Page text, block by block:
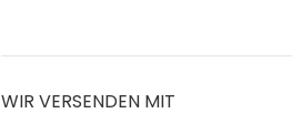
WIR VERSENDEN MIT